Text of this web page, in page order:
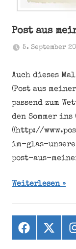
Post aus
5. September
Auch dieses
(Post aus
passend zum
den Sommer
((http://
im-glas-
post-aus-
Weiterlesen
Facebook
X